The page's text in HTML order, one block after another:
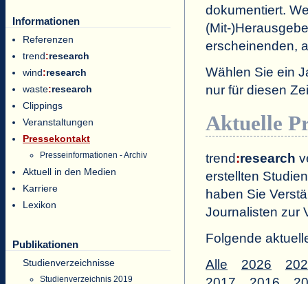
Informationen
Referenzen
trend:research
wind:research
waste:research
Clippings
Veranstaltungen
Pressekontakt
Presseinformationen - Archiv
Aktuell in den Medien
Karriere
Lexikon
Publikationen
Studienverzeichnisse
Studienverzeichnis 2019
dokumentiert.
(Mit-
erscheinenden,
Wählen Sie ein
nur für diesen
Aktuelle
trend:research
erstellten
haben Sie
Journalisten zur
Folgende
Alle
2026